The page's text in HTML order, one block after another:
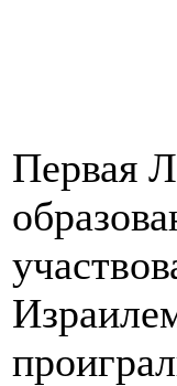
Первая